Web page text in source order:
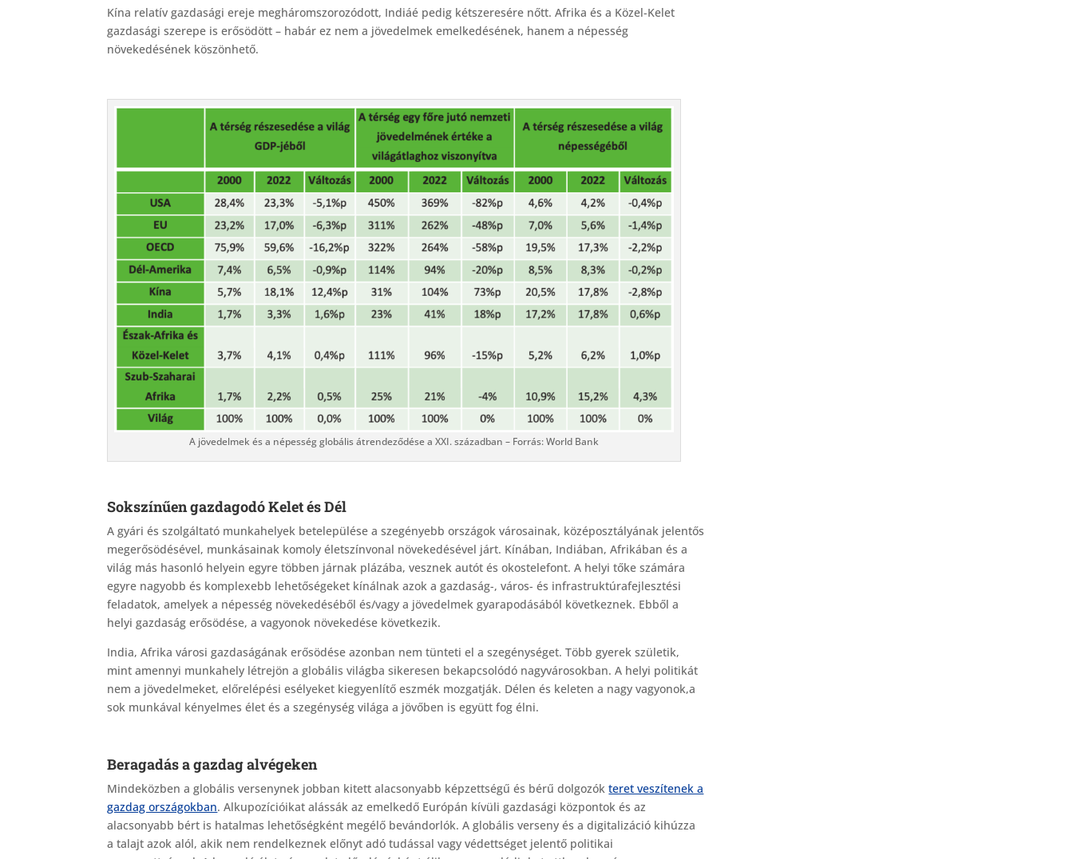
Kína relatív gazdasági ereje megháromszorozódott, Indiáé pedig kétszeresére nőtt. Afrika és a Közel-Kelet
gazdasági szerepe is erősödött – habár ez nem a jövedelmek emelkedésének, hanem a népesség
növekedésének köszönhető.
A jövedelmek és a népesség globális átrendeződése a XXI. században – Forrás: World Bank
Sokszínűen gazdagodó Kelet és Dél
A gyári és szolgáltató munkahelyek betelepülése a szegényebb országok városainak, középosztályának jelentős
megerősödésével, munkásainak komoly életszínvonal növekedésével járt. Kínában, Indiában, Afrikában és a
világ más hasonló helyein egyre többen járnak plázába, vesznek autót és okostelefont. A helyi tőke számára
egyre nagyobb és komplexebb lehetőségeket kínálnak azok a gazdaság-, város- és infrastruktúrafejlesztési
feladatok, amelyek a népesség növekedéséből és/vagy a jövedelmek gyarapodásából következnek. Ebből a
helyi gazdaság erősödése, a vagyonok növekedése következik.
India, Afrika városi gazdaságának erősödése azonban nem tünteti el a szegénységet. Több gyerek születik,
mint amennyi munkahely létrejön a globális világba sikeresen bekapcsolódó nagyvárosokban. A helyi politikát
nem a jövedelmeket, előrelépési esélyeket kiegyenlítő eszmék mozgatják. Délen és keleten a nagy vagyonok,a
sok munkával kényelmes élet és a szegénység világa a jövőben is együtt fog élni.
Beragadás a gazdag alvégeken
Mindeközben a globális versenynek jobban kitett alacsonyabb képzettségű és bérű dolgozókteret veszítenek a
gazdag országokban. Alkupozícióikat alássák az emelkedő Európán kívüli gazdasági központok és az
alacsonyabb bért is hatalmas lehetőségként megélő bevándorlók. A globális verseny és a digitalizáció kihúzza
a talajt azok alól, akik nem rendelkeznek előnyt adó tudással vagy védettséget jelentő politikai